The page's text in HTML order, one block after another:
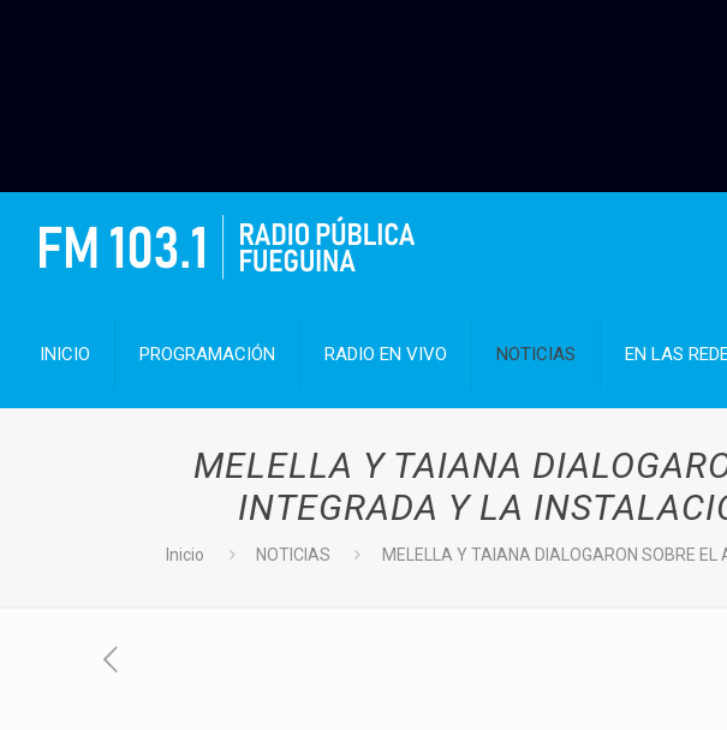
INICIO PROGRAMACIÓN RADIO EN VIVO NOTICIAS EN LAS
MELELLA Y TAIANA
INTEGRADA Y LA
Inicio NOTICIAS MELELLA Y TAIANA DIALOGARON SOBRE EL